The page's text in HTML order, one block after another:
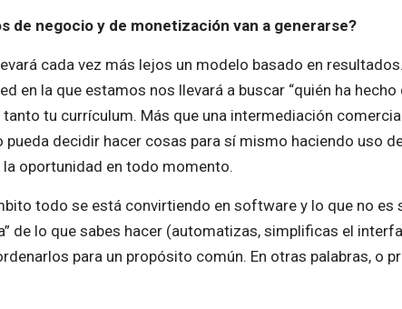
de negocio y de monetización van a generarse?
cada vez más lejos un modelo basado en
en la que estamos nos llevará a buscar “quién ha
tu currículum. Más que una intermediación
pueda decidir hacer cosas para sí mismo haciendo uso
oportunidad en todo momento.
todo se está convirtiendo en software y lo que no
de lo que sabes hacer (automatizas, simplificas el
para un propósito común. En otras palabras, o